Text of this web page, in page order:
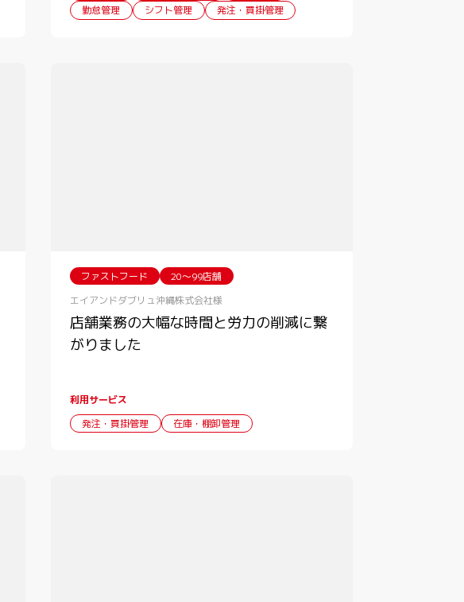
勤怠管理
シフト管理 発注・買掛管理
ファストフード
20〜99店舗
エイアンドダブリュ沖縄株式会社様
店舗業務の大幅な時間と労力の削減に繋
がりました
利用サービス
発注・買掛管理
在庫・棚卸管理